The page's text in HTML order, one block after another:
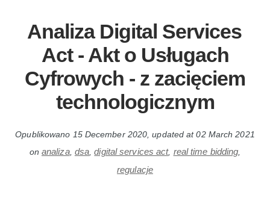
Analiza Digital Services
Act - Akt o Usługach
Cyfrowych - z zacięciem
technologicznym
Opublikowano 15 December 2020 , updated at02 March 2021
on analiza, dsa ,digital services act, real time bidding
regulacje